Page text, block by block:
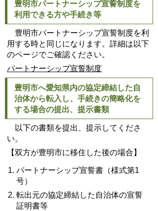
豊明市パートナーシップ宣誓制度を
利用できる方や手続き等
豊明市パートナーシップ宣誓制度を利
用する時と同じになります。詳細は以下
のページでご確認ください。
パートナーシップ宣誓制度
豊明市へ愛知県内の協定締結した自
治体から転入し、手続きの簡略化を
する場合の提出、提示書類
以下の書類を提出、提示してくださ
い。
【双方が豊明市に移住した後の場合】
パートナーシップ宣誓書（様式第1
号）
転出元の協定締結した自治体の宣誓
証明書等